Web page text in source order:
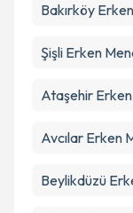
Bakırköy
Şişli Erken
Ataşehir
Avcılar Erken
Beylikdüzü